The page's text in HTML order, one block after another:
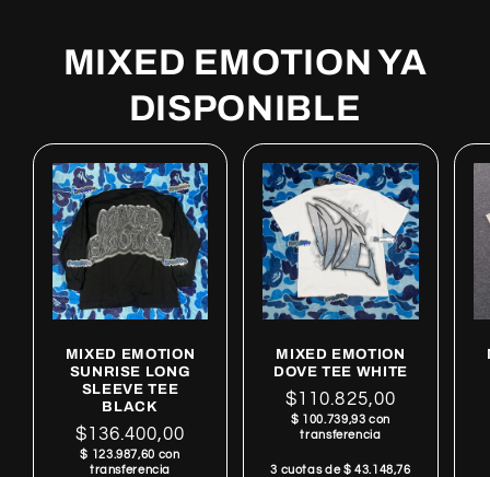
MIXED EMOTION YA
DISPONIBLE
MIXED EMOTION
SUNRISE LONG
SLEEVE TEE
BLACK
Regular
price
$136.400,00
$ 123.987,60 con
transferencia
MIXED EMOTION
DOVE TEE WHITE
Regular
price
$110.825,00
$ 100.739,93 con
transferencia
3 cuotas de $ 43.148,76